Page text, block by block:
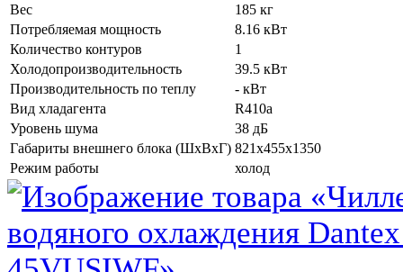
Вес
185 кг
Потребляемая мощность
8.16 кВт
Количество контуров
1
Холодопроизводительность
39.5 кВт
Производительность по теплу
- кВт
Вид хладагента
R410a
Уровень шума
38 дБ
Габариты внешнего блока (ШхВхГ) 821x455x1350
Режим работы
холод